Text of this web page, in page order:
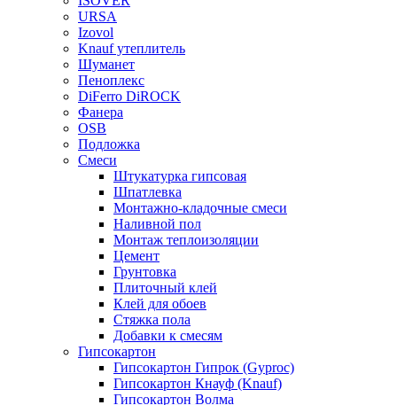
URSA
Izovol
Knauf утеплитель
Шуманет
Пеноплекс
DiFerro DiROCK
Фанера
OSB
Подложка
Смеси
Штукатурка гипсовая
Шпатлевка
Монтажно-кладочные смеси
Наливной пол
Монтаж теплоизоляции
Цемент
Грунтовка
Плиточный клей
Клей для обоев
Стяжка пола
Добавки к смесям
Гипсокартон
Гипсокартон Гипрок (Gyproc)
Гипсокартон Кнауф (Knauf)
Гипсокартон Волма